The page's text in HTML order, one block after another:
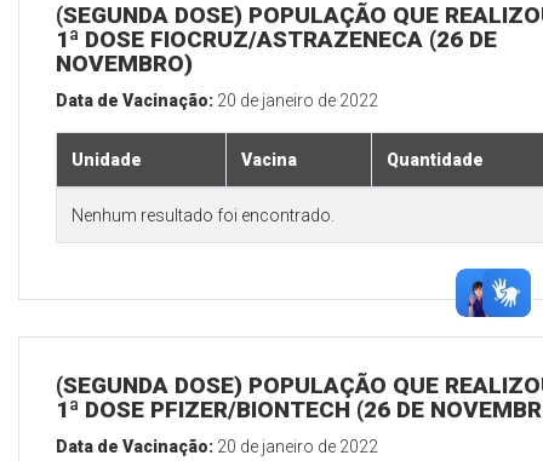
(SEGUNDA DOSE) POPULAÇÃO QUE
1ª DOSE FIOCRUZ/ASTRAZENECA (26 DE
NOVEMBRO)
Data de Vacinação: 20 de janeiro de 2022
Unidade Vacina Quantidade
Nenhum resultado foi encontrado.
(SEGUNDA DOSE) POPULAÇÃO QUE
1ª DOSE PFIZER/BIONTECH (26 DE
Data de Vacinação: 20 de janeiro de 2022